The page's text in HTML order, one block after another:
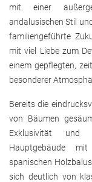
mit einer
andalusischen Stil
familiengeführte
mit viel Liebe zum
einem gepflegten,
besonderer
Bereits die
von Bäumen
Exklusivität und
Hauptgebäude
spanischen
sich deutlich von